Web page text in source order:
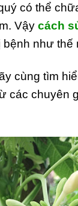
có thể
Vậy cách
bệnh như thế
cùng tìm
các chuyên